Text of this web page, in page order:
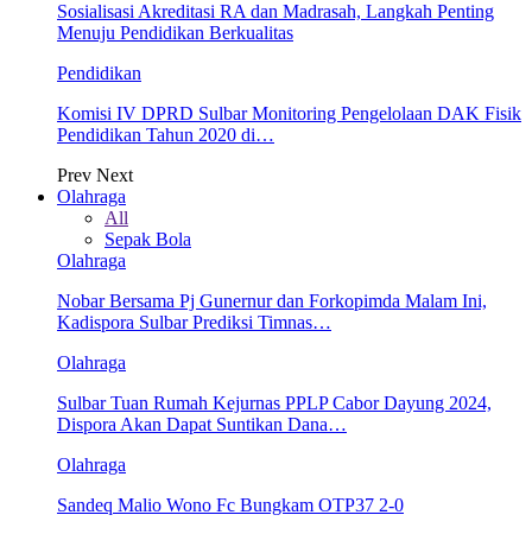
Sosialisasi Akreditasi RA dan Madrasah, Langkah Penting
Menuju Pendidikan Berkualitas
Pendidikan
Komisi IV DPRD Sulbar Monitoring Pengelolaan DAK Fisik
Pendidikan Tahun 2020 di…
Prev Next
Olahraga
All
Sepak Bola
Olahraga
Nobar Bersama Pj Gunernur dan Forkopimda Malam Ini,
Kadispora Sulbar Prediksi Timnas…
Olahraga
Sulbar Tuan Rumah Kejurnas PPLP Cabor Dayung 2024,
Dispora Akan Dapat Suntikan Dana…
Olahraga
Sandeq Malio Wono Fc Bungkam OTP37 2-0